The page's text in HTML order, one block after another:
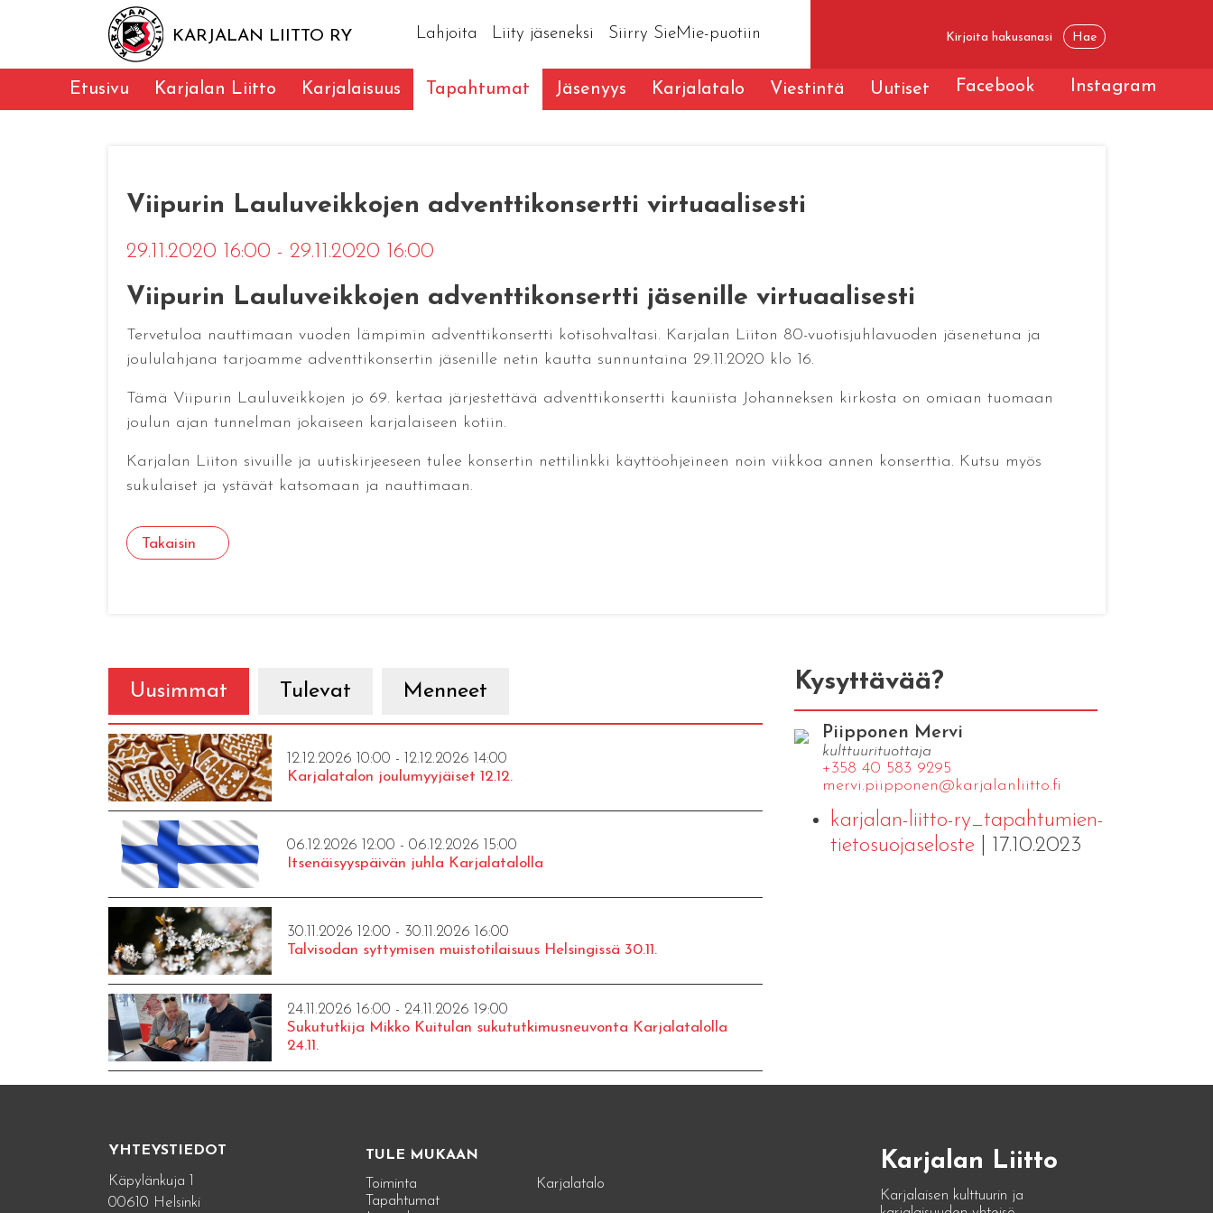
KARJALAN LIITTO RY Lahjoita Liity jäseneksi Siirry SieMie-puotiin
Etusivu Karjalan Liitto Karjalaisuus Tapahtumat Jäsenyys Karjalatalo Viestintä Uutiset Facebook Instagram
Viipurin Lauluveikkojen adventtikonsertti virtuaalisesti
29.11.2020 16:00 - 29.11.2020 16:00
Viipurin Lauluveikkojen adventtikonsertti jäsenille virtuaalisesti
Tervetuloa nauttimaan vuoden lämpimin adventtikonsertti kotisohvaltasi. Karjalan Liiton 80-vuotisjuhlavuoden jäsenetuna ja
joululahjana tarjoamme adventtikonsertin jäsenille netin kautta sunnuntaina 29.11.2020 klo 16.
Tämä Viipurin Lauluveikkojen jo 69. kertaa järjestettävä adventtikonsertti kauniista Johanneksen kirkosta on omiaan tuomaan
joulun ajan tunnelman jokaiseen karjalaiseen kotiin.
Karjalan Liiton sivuille ja uutiskirjeeseen tulee konsertin nettilinkki käyttöohjeineen noin viikkoa annen konserttia. Kutsu myös
sukulaiset ja ystävät katsomaan ja nauttimaan.
Takaisin
Uusimmat Tulevat Menneet
12.12.2026 10:00 - 12.12.2026 14:00
Karjalatalon joulumyyjäiset 12.12.
06.12.2026 12:00 - 06.12.2026 15:00
Itsenäisyyspäivän juhla Karjalatalolla
30.11.2026 12:00 - 30.11.2026 16:00
Talvisodan syttymisen muistotilaisuus Helsingissä 30.11.
24.11.2026 16:00 - 24.11.2026 19:00
Sukututkija Mikko Kuitulan sukututkimusneuvonta Karjalatalolla
24.11.
Kysyttävää?
Piipponen Mervi
kulttuurituottaja
+358 40 583 9295
mervi.​piipponen@​kar​jala​nlii​tto.​fi
karjalan-liitto-ry_tapahtumien-
tietosuojaseloste| 17.10.2023
YHTEYSTIEDOT
Käpylänkuja 1
00610 Helsinki
TULE MUKAAN
Toiminta
Tapahtumat
Karjalatalo
Karjalan Liitto
Karjalaisen kulttuurin ja